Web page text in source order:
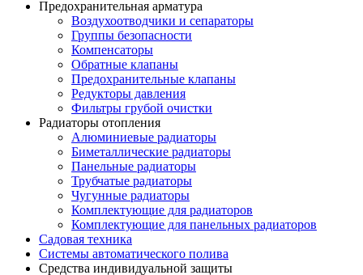
Предохранительная арматура
Воздухоотводчики и сепараторы
Группы безопасности
Компенсаторы
Обратные клапаны
Предохранительные клапаны
Редукторы давления
Фильтры грубой очистки
Радиаторы отопления
Алюминиевые радиаторы
Биметаллические радиаторы
Панельные радиаторы
Трубчатые радиаторы
Чугунные радиаторы
Комплектующие для радиаторов
Комплектующие для панельных радиаторов
Садовая техника
Системы автоматического полива
Средства индивидуальной защиты